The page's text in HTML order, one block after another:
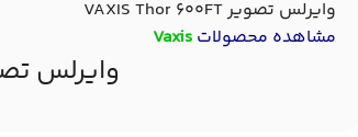
وایرلس تصویر VAXIS Thor 600FT
مشاهده محصولات Vaxis
وایرلس